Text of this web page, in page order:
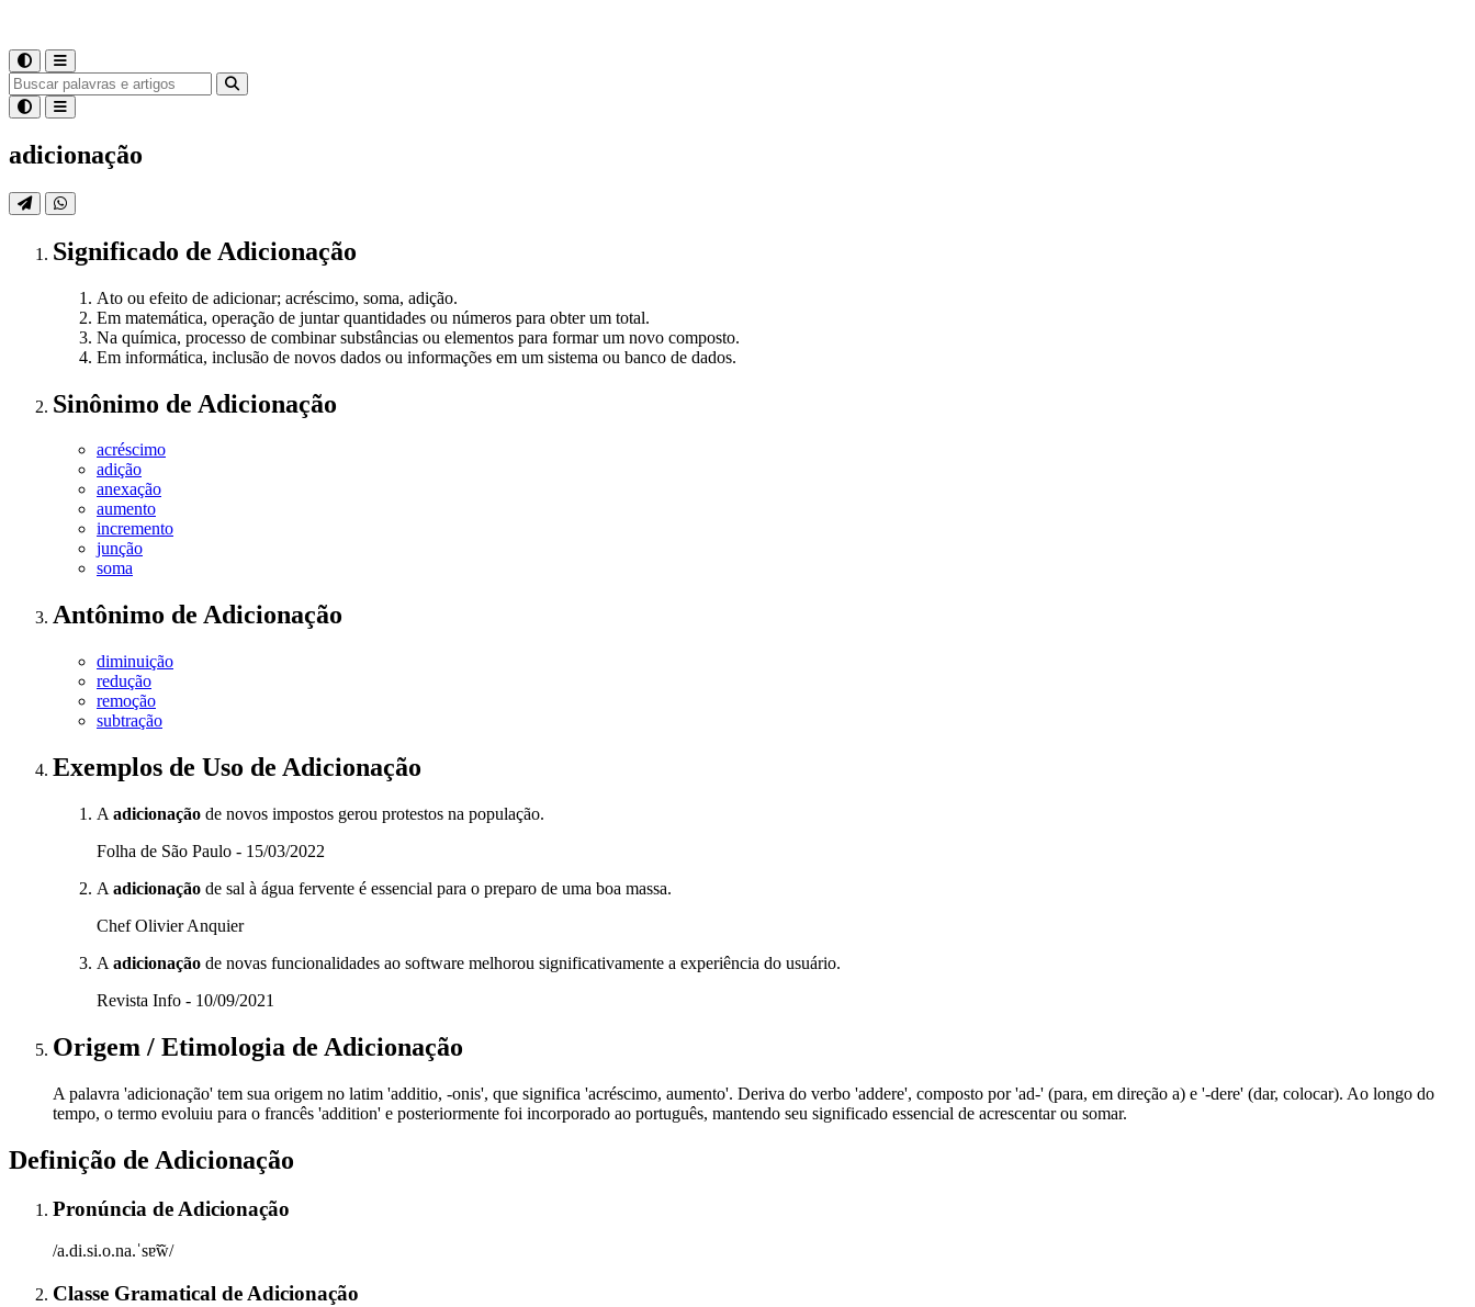
adicionação
Significado de Adicionação
Ato ou efeito de adicionar; acréscimo, soma, adição.
Em matemática, operação de juntar quantidades ou números para obter um total.
Na química, processo de combinar substâncias ou elementos para formar um novo composto.
Em informática, inclusão de novos dados ou informações em um sistema ou banco de dados.
Sinônimo de Adicionação
acréscimo
adição
anexação
aumento
incremento
junção
soma
Antônimo de Adicionação
diminuição
redução
remoção
subtração
Exemplos de Uso de Adicionação
A adicionação de novos impostos gerou protestos na população.
Folha de São Paulo - 15/03/2022
A adicionação de sal à água fervente é essencial para o preparo de uma boa massa.
Chef Olivier Anquier
A adicionação de novas funcionalidades ao software melhorou significativamente a experiência do usuário.
Revista Info - 10/09/2021
Origem / Etimologia de Adicionação
A palavra 'adicionação' tem sua origem no latim 'additio, -onis', que significa 'acréscimo, aumento'. Deriva do verbo 'addere', composto por 'ad-' (para, em direção a) e '-dere' (dar, colocar). Ao longo do
tempo, o termo evoluiu para o francês 'addition' e posteriormente foi incorporado ao português, mantendo seu significado essencial de acrescentar ou somar.
Definição de Adicionação
Pronúncia de Adicionação
/a.di.si.o.na.ˈsɐ̃w̃/
Classe Gramatical de Adicionação